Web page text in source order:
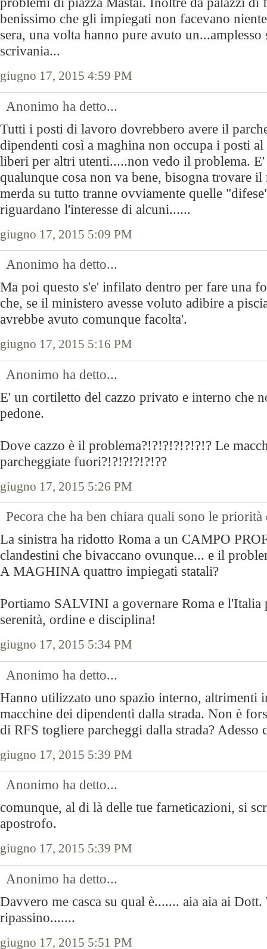
benissimo che gli impiegati non facevano
sera, una volta hanno pure avuto un...amplesso
scrivania...
giugno 17, 2015 4:59 PM
Anonimo ha detto...
Tutti i posti di lavoro dovrebbero avere il
dipendenti così a maghina non occupa i posti
liberi per altri utenti.....non vedo il problema.
qualunque cosa non va bene, bisogna trovare il
merda su tutto tranne ovviamente quelle
riguardano l'interesse di alcuni......
giugno 17, 2015 5:09 PM
Anonimo ha detto...
Ma poi questo s'e' infilato dentro per fare una
che, se il ministero avesse voluto adibire a
avrebbe avuto comunque facolta'.
giugno 17, 2015 5:16 PM
Anonimo ha detto...
E' un cortiletto del cazzo privato e interno che
pedone.
Dove cazzo è il problema?!?!?!?!?!?!? Le
parcheggiate fuori?!?!?!?!?!??
giugno 17, 2015 5:26 PM
Pecora che ha ben chiara quali sono le
La sinistra ha ridotto Roma a un CAMPO
clandestini che bivaccano ovunque... e il
A MAGHINA quattro impiegati statali?
Portiamo SALVINI a governare Roma e l'Italia
serenità, ordine e disciplina!
giugno 17, 2015 5:34 PM
Anonimo ha detto...
Hanno utilizzato uno spazio interno, altrimenti
macchine dei dipendenti dalla strada. Non è
di RFS togliere parcheggi dalla strada? Adesso
giugno 17, 2015 5:39 PM
Anonimo ha detto...
comunque, al di là delle tue farneticazioni, si
apostrofo.
giugno 17, 2015 5:39 PM
Anonimo ha detto...
Davvero me casca su qual è....... aia aia ai
ripassino.......
giugno 17, 2015 5:51 PM